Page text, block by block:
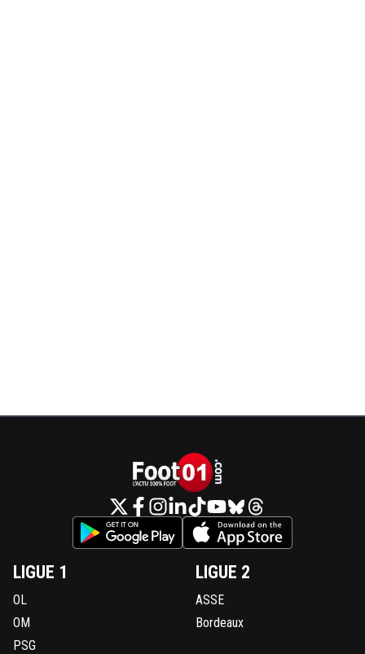
LIGUE 1
OL
OM
PSG
LIGUE 2
ASSE
Bordeaux